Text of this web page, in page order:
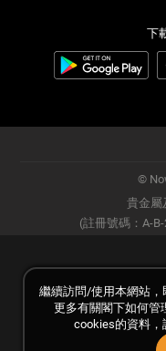
下
©
貴金屬
(註冊號碼：A-
繼續訪問/使用本網站
更多有關閣下如何管
cookies的資料，